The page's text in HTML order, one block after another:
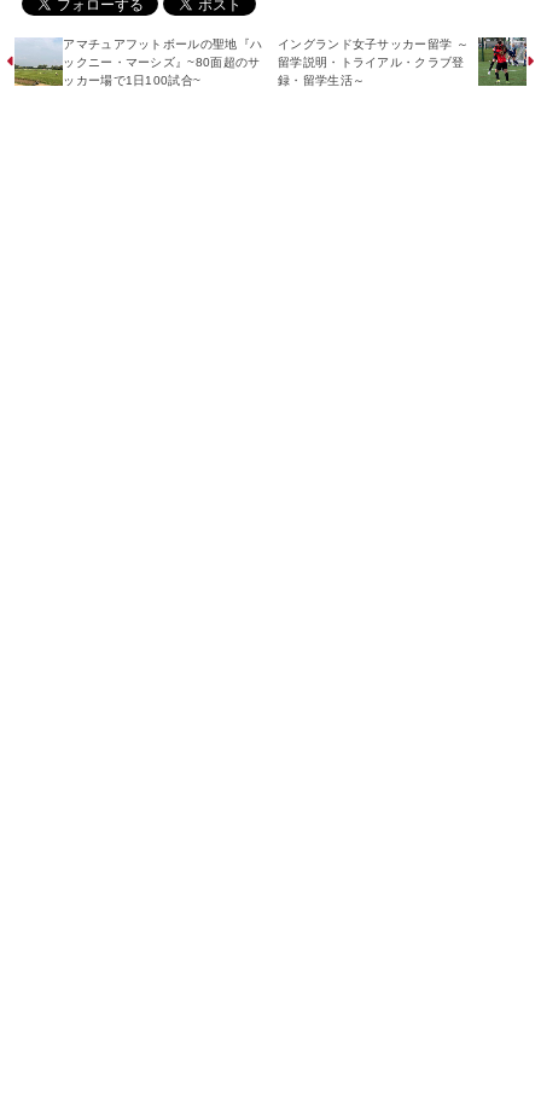
アマチュアフットボールの聖地『ハ
ックニー・マーシズ』~80面超のサ
ッカー場で1日100試合~
イングランド女子サッカー留学 ～
留学説明・トライアル・クラブ登
録・留学生活～